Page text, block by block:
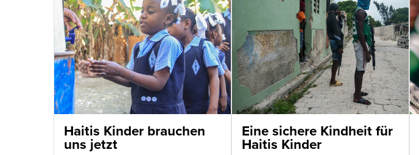
Haitis Kinder brauchen
uns jetzt
Eine sichere Kindheit für
Haitis Kinder